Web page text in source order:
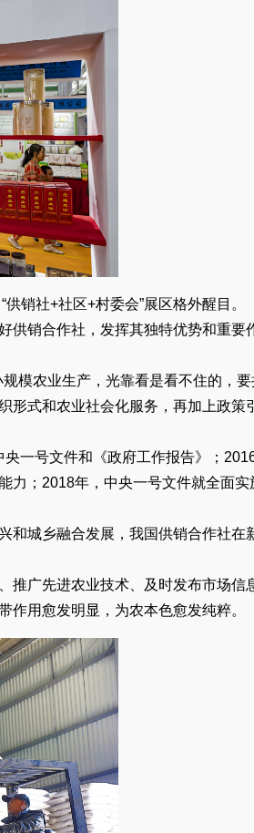
销社+社区+村委会”展区格外醒目。
供销合作社，发挥其独特优势和重要
模农业生产，光靠看是看不住的，要
形式和农业社会化服务，再加上政策
一号文件和《政府工作报告》；
力；2018年，中央一号文件就全面实
城乡融合发展，我国供销合作社在
推广先进农业技术、及时发布市场信
用愈发明显，为农本色愈发纯粹。